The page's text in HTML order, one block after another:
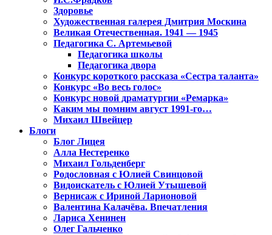
Здоровье
Художественная галерея Дмитрия Москина
Великая Отечественная. 1941 — 1945
Педагогика С. Артемьевой
Педагогика школы
Педагогика двора
Конкурс короткого рассказа «Сестра таланта»
Конкурс «Во весь голос»
Конкурс новой драматургии «Ремарка»
Каким мы помним август 1991-го…
Михаил Швейцер
Блоги
Блог Лицея
Алла Нестеренко
Михаил Гольденберг
Родословная с Юлией Свинцовой
Видоискатель с Юлией Утышевой
Вернисаж с Ириной Ларионовой
Валентина Калачёва. Впечатления
Лариса Хенинен
Олег Гальченко